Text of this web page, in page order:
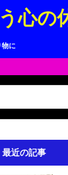
心の
に
最近の記事